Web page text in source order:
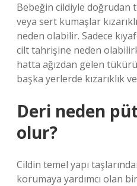
Bebeğin cildiyle doğrudan
veya sert kumaşlar
neden olabilir. Sadece
cilt tahrişine neden
hatta ağızdan gelen
başka yerlerde kızarıklık
Deri neden
olur?
Cildin temel yapı
korumaya yardımcı olan